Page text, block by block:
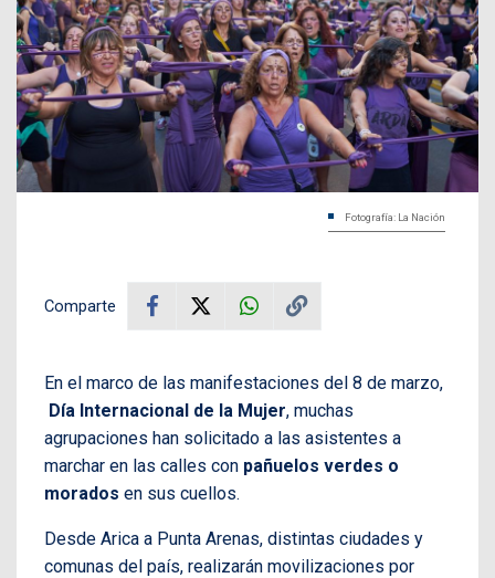
Fotografía: La Nación
Comparte
En el marco de las manifestaciones del 8 de marzo,
Día Internacional de la Mujer, muchas
agrupaciones han solicitado a las asistentes a
marchar en las calles con pañuelos verdes o
morados en sus cuellos.
Desde Arica a Punta Arenas, distintas ciudades y
comunas del país, realizarán movilizaciones por